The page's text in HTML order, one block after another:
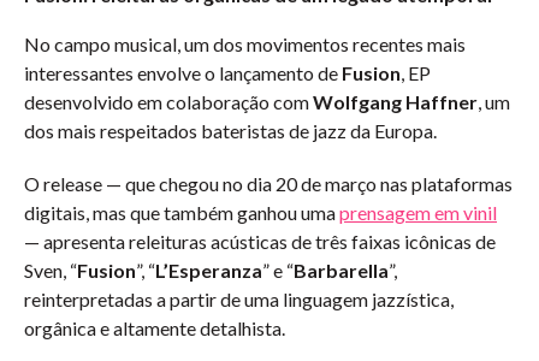
No campo musical, um dos movimentos recentes mais
interessantes envolve o lançamento de Fusion, EP
desenvolvido em colaboração comWolfgang Haffner, um
dos mais respeitados bateristas de jazz da Europa.
O release — que chegou no dia 20 de março nas plataformas
digitais, mas que também ganhou umaprensagem em vinil
— apresenta releituras acústicas de três faixas icônicas de
Sven, “Fusion”, “L’Esperanza” e “Barbarella”,
reinterpretadas a partir de uma linguagem jazzística,
orgânica e altamente detalhista.